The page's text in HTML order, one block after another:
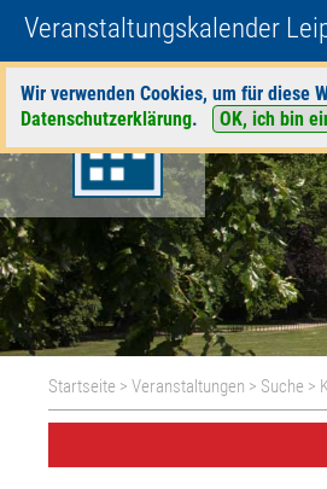
Veranstaltungskalender
Wir verwenden Cookies, um für diese
Datenschutzerklärung. OK, ich bin
Startseite >Veranstaltungen > Suche >